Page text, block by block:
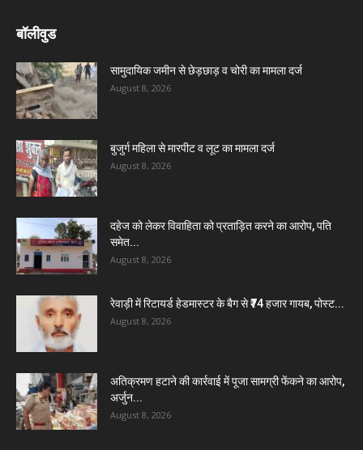
बॉलीवुड
सामुदायिक जमीन से छेड़छाड़ व चोरी का मामला दर्ज
August 8, 2026
बुजुर्ग महिला से मारपीट व लूट का मामला दर्ज
August 8, 2026
दहेज को लेकर विवाहिता को प्रताड़ित करने का आरोप, पति
समेत...
August 8, 2026
रेवाड़ी में रिटायर्ड हेडमास्टर के बैग से ₹74 हजार गायब, पोस्ट...
August 8, 2026
अतिक्रमण हटाने की कार्रवाई में पूजा सामग्री फेंकने का आरोप,
अर्जुन...
August 8, 2026